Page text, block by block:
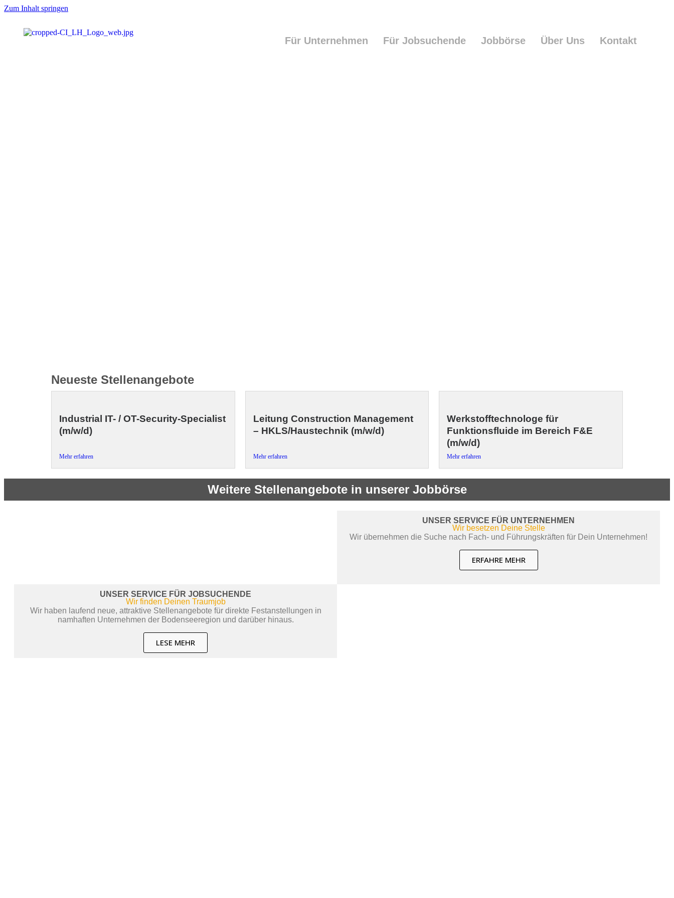
Zum Inhalt springen
Für Unternehmen Für Jobsuchende Jobbörse Über Uns Kontakt
Neueste Stellenangebote
Industrial IT- / OT-Security-Specialist
(m/w/d)
Mehr erfahren
Leitung Construction Management
– HKLS/Haustechnik (m/w/d)
Mehr erfahren
Werkstofftechnologe für
Funktionsfluide im Bereich F&E
(m/w/d)
Mehr erfahren
Weitere Stellenangebote in unserer Jobbörse
Wir besetzen Deine Stelle
UNSER SERVICE FÜR UNTERNEHMEN
Wir übernehmen die Suche nach Fach- und Führungskräften für Dein Unternehmen!
ERFAHRE MEHR
Wir finden Deinen Traumjob
UNSER SERVICE FÜR JOBSUCHENDE
Wir haben laufend neue, attraktive Stellenangebote für direkte Festanstellungen in
namhaften Unternehmen der Bodenseeregion und darüber hinaus.
LESE MEHR